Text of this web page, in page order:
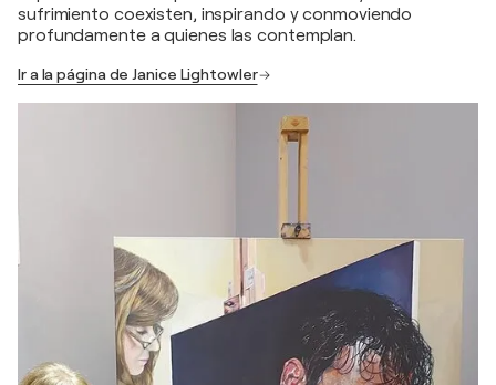
sufrimiento coexisten, inspirando y conmoviendo
profundamente a quienes las contemplan.
Ir a la página de Janice Lightowler